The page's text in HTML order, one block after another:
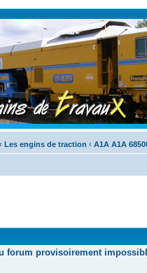
‹ Les engins de traction ‹ A1A A1A
forum provisoirement